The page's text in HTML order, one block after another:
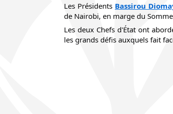
Les Présidents Bassirou
de Nairobi, en marge du
Les deux Chefs d'État ont
les grands défis auxquels fait